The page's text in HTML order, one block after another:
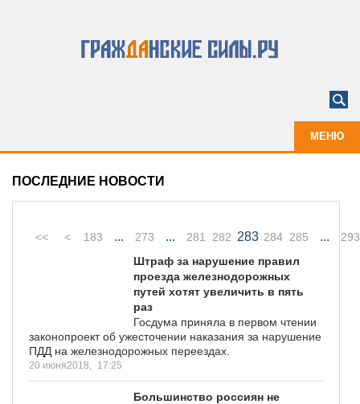
МЕНЮ
ПОСЛЕДНИЕ НОВОСТИ
<< < 183 ... 273 ... 281 282 283 284 285 ...
293
Штраф за нарушение правил
проезда железнодорожных
путей хотят увеличить в пять
раз
Госдума приняла в первом чтении
законопроект об ужесточении наказания за нарушение
ПДД на железнодорожных переездах.
20 июня2018, 17:25
Большинство россиян не